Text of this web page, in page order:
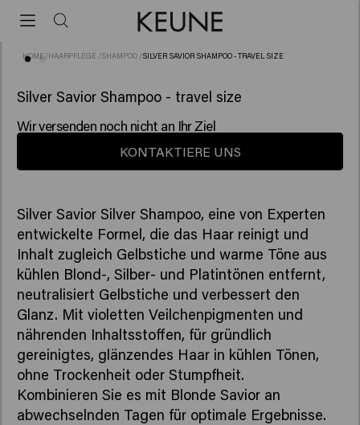
HOME /HAARPFLEGE /SHAMPOO /SILVER SAVIOR SHAMPOO - TRAVEL SIZE
Silver Savior Shampoo - travel size
Wir versenden noch nicht an Ihr Ziel
KONTAKTIERE UNS
Silver Savior Silver Shampoo, eine von Experten
entwickelte Formel, die das Haar reinigt und
Inhalt zugleich Gelbstiche und warme Töne aus
kühlen Blond-, Silber- und Platintönen entfernt,
neutralisiert Gelbstiche und verbessert den
Glanz. Mit violetten Veilchenpigmenten und
nährenden Inhaltsstoffen, für gründlich
gereinigtes, glänzendes Haar in kühlen Tönen,
ohne Trockenheit oder Stumpfheit.
Kombinieren Sie es mit Blonde Savior an
abwechselnden Tagen für optimale Ergebnisse.